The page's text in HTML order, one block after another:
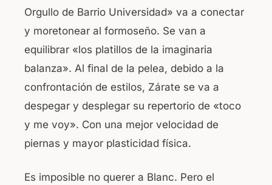
Orgullo de Barrio Universidad» va a conectar
y moretonear al formoseño. Se van a
equilibrar «los platillos de la imaginaria
balanza». Al final de la pelea, debido a la
confrontación de estilos, Zárate se va a
despegar y desplegar su repertorio de «toco
y me voy». Con una mejor velocidad de
piernas y mayor plasticidad física.
Es imposible no querer a Blanc. Pero el